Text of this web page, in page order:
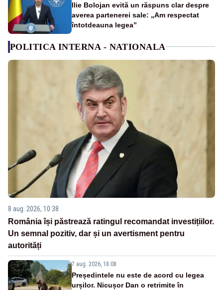
Ilie Bolojan evită un răspuns clar despre
averea partenerei sale: „Am respectat
întotdeauna legea”
POLITICA INTERNA - NATIONALA
8 aug. 2026, 10:38
România își păstrează ratingul recomandat investițiilor.
Un semnal pozitiv, dar și un avertisment pentru
autorități
7 aug. 2026, 18:08
Președintele nu este de acord cu legea
urșilor. Nicușor Dan o retrimite în